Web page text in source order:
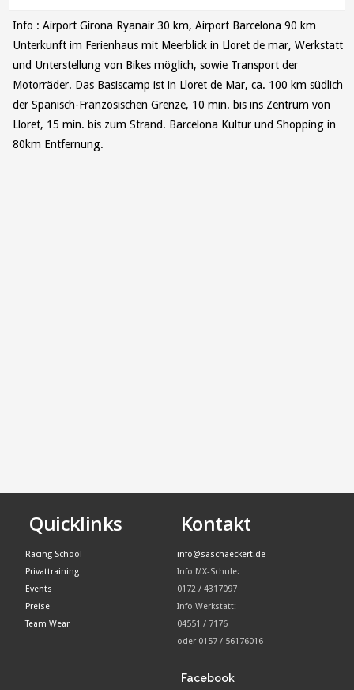
Info : Airport Girona Ryanair 30 km, Airport Barcelona 90 km
Unterkunft im Ferienhaus mit Meerblick in Lloret de mar, Werkstatt
und Unterstellung von Bikes möglich, sowie Transport der
Motorräder. Das Basiscamp ist in Lloret de Mar, ca. 100 km südlich
der Spanisch-Französischen Grenze, 10 min. bis ins Zentrum von
Lloret, 15 min. bis zum Strand. Barcelona Kultur und Shopping in
80km Entfernung.
Quicklinks
Racing School
Privattraining
Events
Preise
Team Wear
Kontakt
info@saschaeckert.de
Info MX-Schule:
0172 / 4317097
Info Werkstatt:
04551 / 7176
oder 0157 / 56176016
Facebook